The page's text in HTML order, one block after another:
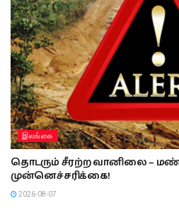
இலங்கை
தொடரும் சீரற்ற வானிலை –
முன்னெச்சரிக்கை!
2026-08-07